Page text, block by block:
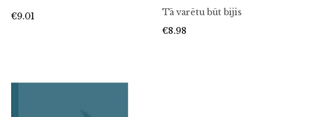
€9.01
Tā varētu būt bijis
€8.98